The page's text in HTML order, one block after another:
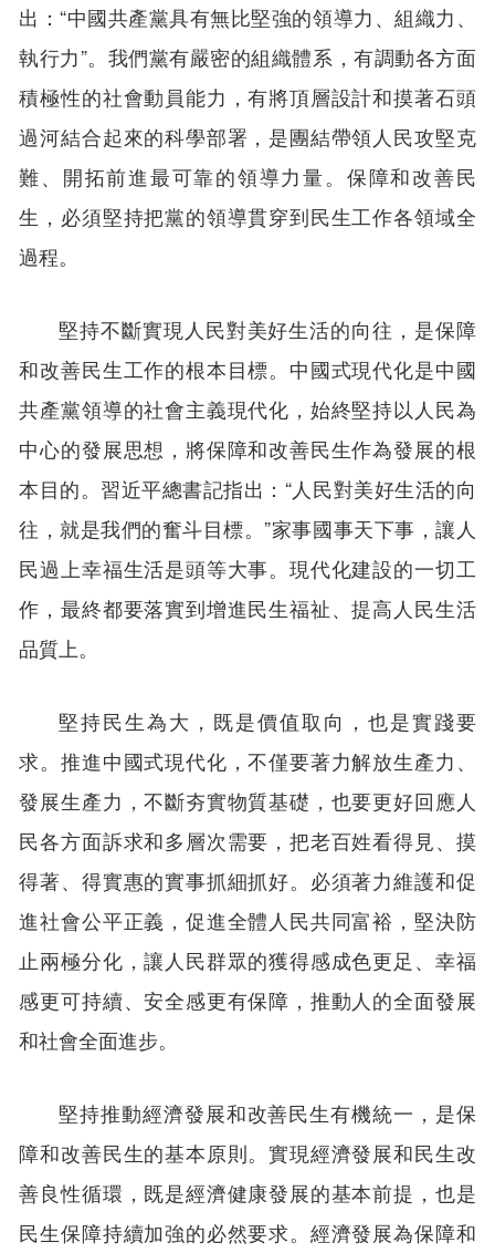
出：“中國共產黨具有無比堅強的領導力、組織力、
執行力”。我們黨有嚴密的組織體系，有調動各方面
積極性的社會動員能力，有將頂層設計和摸著石頭
過河結合起來的科學部署，是團結帶領人民攻堅克
難、開拓前進最可靠的領導力量。保障和改善民
生，必須堅持把黨的領導貫穿到民生工作各領域全
過程。
堅持不斷實現人民對美好生活的向往，是保障
和改善民生工作的根本目標。中國式現代化是中國
共產黨領導的社會主義現代化，始終堅持以人民為
中心的發展思想，將保障和改善民生作為發展的根
本目的。習近平總書記指出：“人民對美好生活的向
往，就是我們的奮斗目標。”家事國事天下事，讓人
民過上幸福生活是頭等大事。現代化建設的一切工
作，最終都要落實到增進民生福祉、提高人民生活
品質上。
堅持民生為大，既是價值取向，也是實踐要
求。推進中國式現代化，不僅要著力解放生產力、
發展生產力，不斷夯實物質基礎，也要更好回應人
民各方面訴求和多層次需要，把老百姓看得見、摸
得著、得實惠的實事抓細抓好。必須著力維護和促
進社會公平正義，促進全體人民共同富裕，堅決防
止兩極分化，讓人民群眾的獲得感成色更足、幸福
感更可持續、安全感更有保障，推動人的全面發展
和社會全面進步。
堅持推動經濟發展和改善民生有機統一，是保
障和改善民生的基本原則。實現經濟發展和民生改
善良性循環，既是經濟健康發展的基本前提，也是
民生保障持續加強的必然要求。經濟發展為保障和